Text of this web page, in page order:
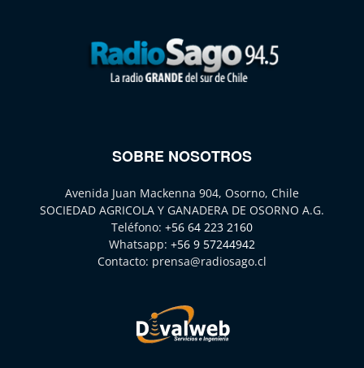
SOBRE NOSOTROS
Avenida Juan Mackenna 904, Osorno, Chile
SOCIEDAD AGRICOLA Y GANADERA DE OSORNO A.G.
Teléfono: +56 64 223 2160
Whatsapp: +56 9 57244942
Contacto: prensa@radiosago.cl